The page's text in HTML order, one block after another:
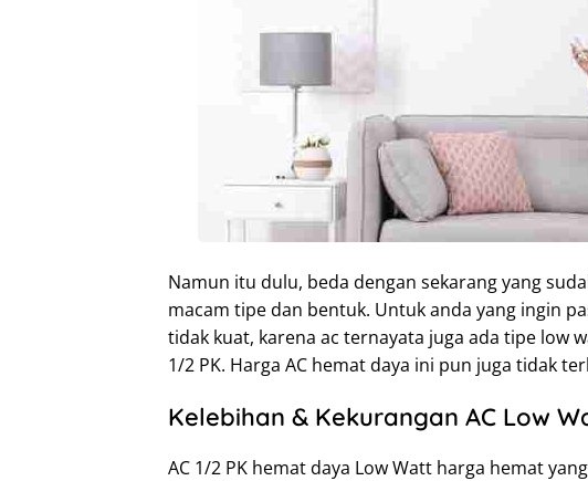
Namun itu dulu, beda dengan sekarang yang
macam tipe dan bentuk. Untuk anda yang ingin
tidak kuat, karena ac ternayata juga ada tipe low
1/2 PK. Harga AC hemat daya ini pun juga tidak
Kelebihan & Kekurangan AC Low
AC 1/2 PK hemat daya Low Watt harga hemat